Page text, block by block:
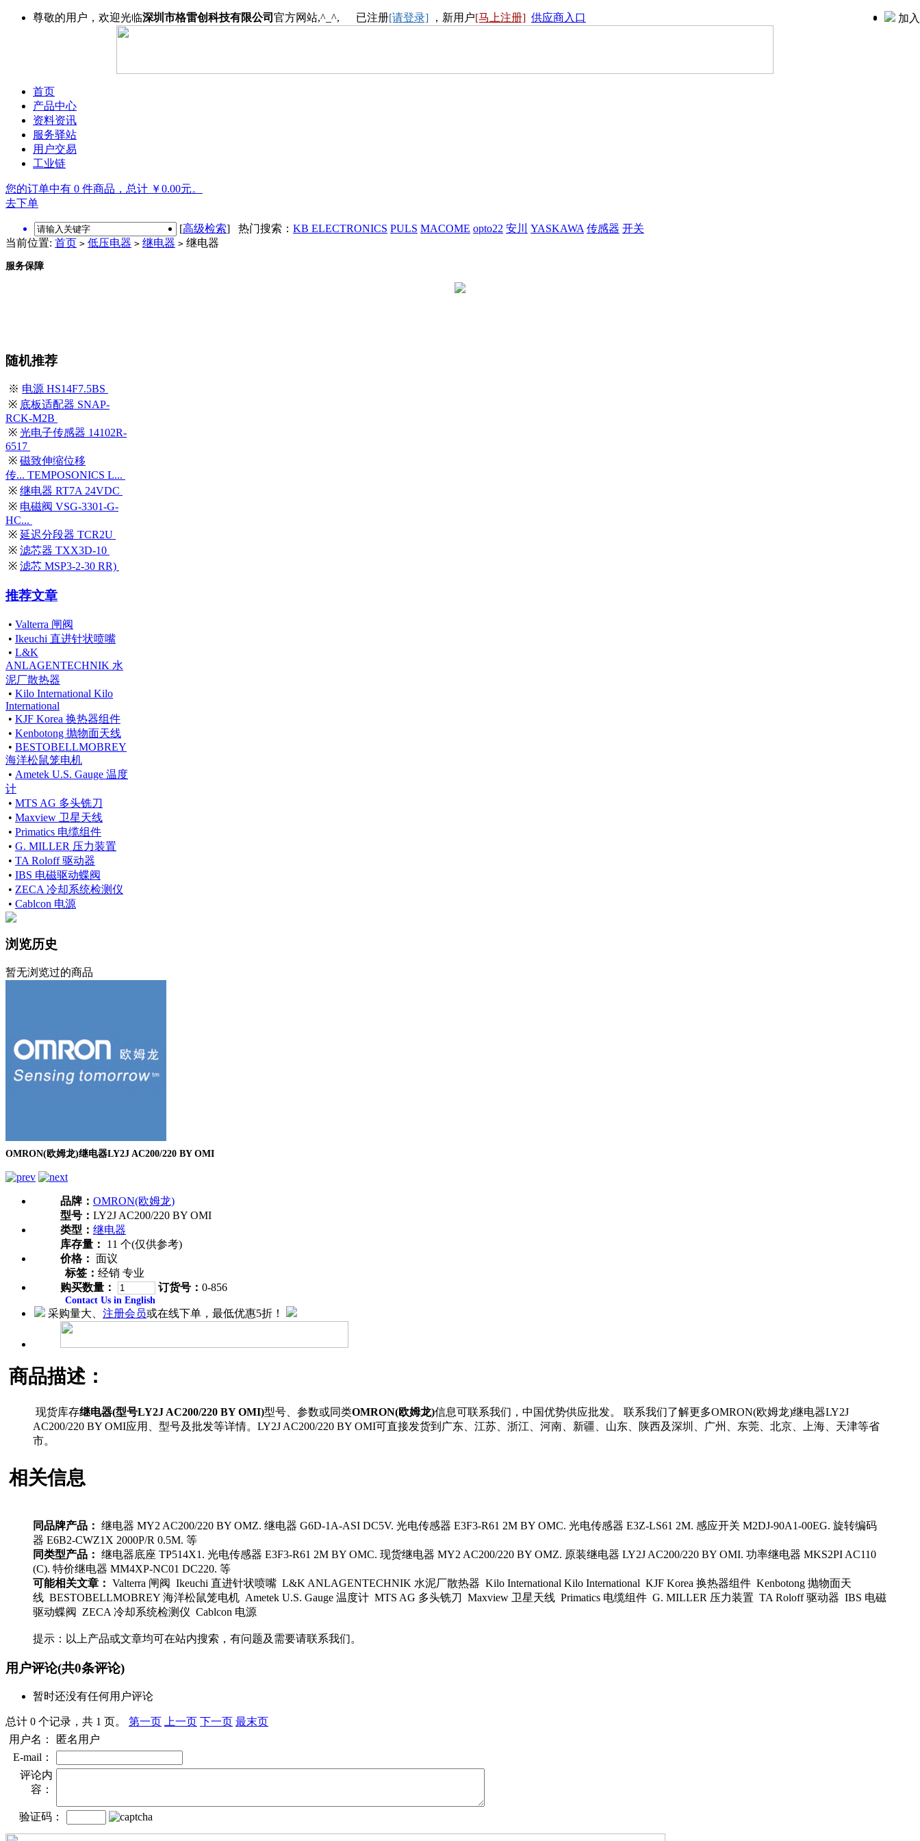
尊敬的用户，欢迎光临深圳市格雷创科技有限公司 官方网站,^_^, 已注册[请登录] ，新用户[马上注册] 供应商入口 加
首页
产品中心
资料资讯
服务驿站
用户交易
工业链
您的订单中有 0 件商品，总计 ￥0.00元。
去下单
[高级检索] 热门搜索： KB ELECTRONICS PULS MACOME opto22 安川 YASKAWA 传感器 开关
当前位置: 首页 > 低压电器 > 继电器 > 继电器
服务保障
随机推荐
※ 电源 HS14F7.5BS
※ 底板适配器 SNAP-
RCK-M2B
※ 光电子传感器 14102R-
6517
※ 磁致伸缩位移
传... TEMPOSONICS L...
※ 继电器 RT7A 24VDC
※ 电磁阀 VSG-3301-G-
HC...
※ 延迟分段器 TCR2U
※ 滤芯器 TXX3D-10
※ 滤芯 MSP3-2-30 RR)
推荐文章
• Valterra 闸阀
• Ikeuchi 直进针状喷嘴
• L&K
ANLAGENTECHNIK 水
泥厂散热器
• Kilo International Kilo
International
• KJF Korea 换热器组件
• Kenbotong 抛物面天线
• BESTOBELLMOBREY
海洋松鼠笼电机
• Ametek U.S. Gauge 温度
计
• MTS AG 多头铣刀
• Maxview 卫星天线
• Primatics 电缆组件
• G. MILLER 压力装置
• TA Roloff 驱动器
• IBS 电磁驱动蝶阀
• ZECA 冷却系统检测仪
• Cablcon 电源
浏览历史
暂无浏览过的商品
OMRON(欧姆龙)继电器LY2J AC200/220 BY OMI
品牌： OMRON(欧姆龙)
型号： LY2J AC200/220 BY OMI
类型： 继电器
库存量：
11 个(仅供参考)
价格： 面议
标签： 经销 专业
购买数量：
订货号： 0-856
Contact Us in English
采购量大、 注册会员或在线下单，最低优惠5折！
商品描述：
现货库存继电器(型号LY2J AC200/220 BY OMI)型号、参数或同类OMRON(欧姆龙)信息可联系我们，中国优势供应批发。 联系我们了解更多OMRON(欧姆龙)继电器LY2J
AC200/220 BY OMI应用、型号及批发等详情。LY2J AC200/220 BY OMI可直接发货到广东、江苏、浙江、河南、新疆、山东、陕西及深圳、广州、东莞、北京、上海、天津等省
市。
相关信息
同品牌产品： 继电器 MY2 AC200/220 BY OMZ. 继电器 G6D-1A-ASI DC5V. 光电传感器 E3F3-R61 2M BY OMC. 光电传感器 E3Z-LS61 2M. 感应开关 M2DJ-90A1-00EG. 旋转编码
器 E6B2-CWZ1X 2000P/R 0.5M. 等
同类型产品： 继电器底座 TP514X1. 光电传感器 E3F3-R61 2M BY OMC. 现货继电器 MY2 AC200/220 BY OMZ. 原装继电器 LY2J AC200/220 BY OMI. 功率继电器 MKS2PI AC110
(C). 特价继电器 MM4XP-NC01 DC220. 等
可能相关文章： Valterra 闸阀 Ikeuchi 直进针状喷嘴 L&K ANLAGENTECHNIK 水泥厂散热器 Kilo International Kilo International KJF Korea 换热器组件 Kenbotong 抛物面天
线 BESTOBELLMOBREY 海洋松鼠笼电机 Ametek U.S. Gauge 温度计 MTS AG 多头铣刀 Maxview 卫星天线 Primatics 电缆组件 G. MILLER 压力装置 TA Roloff 驱动器 IBS 电磁
驱动蝶阀 ZECA 冷却系统检测仪 Cablcon 电源
提示：以上产品或文章均可在站内搜索，有问题及需要请联系我们。
用户评论(共0条评论)
暂时还没有任何用户评论
总计 0 个记录，共 1 页。 第一页 上一页 下一页 最末页
用户名：
匿名用户
E-mail：
评论内
容：
验证码：